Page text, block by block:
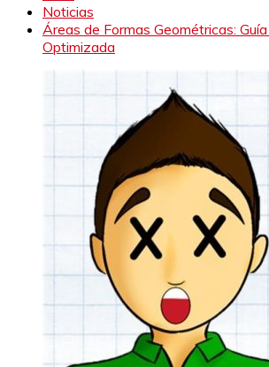
Noticias
Áreas de Formas Geométricas:
Optimizada